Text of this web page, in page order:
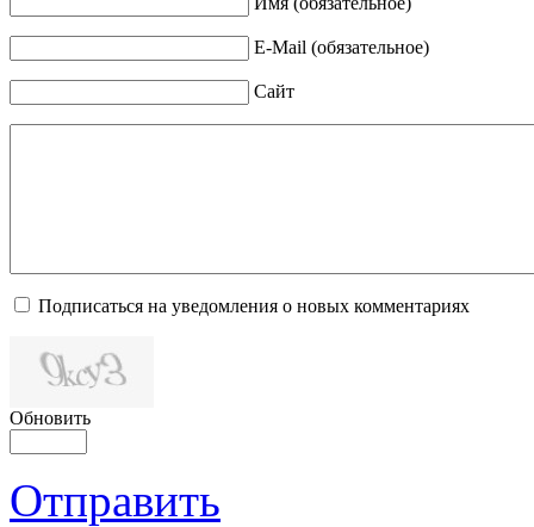
E-Mail (обязательное)
Сайт
Подписаться на уведомления о новых комментариях
Обновить
Отправить